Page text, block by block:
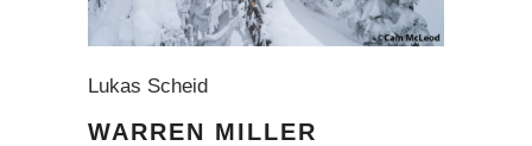
Lukas Scheid
WARREN MILLER